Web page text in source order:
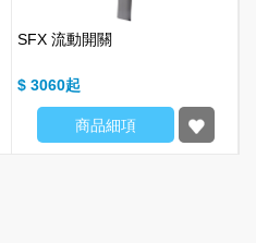
SFX 流動開關
$ 3060
商品細項